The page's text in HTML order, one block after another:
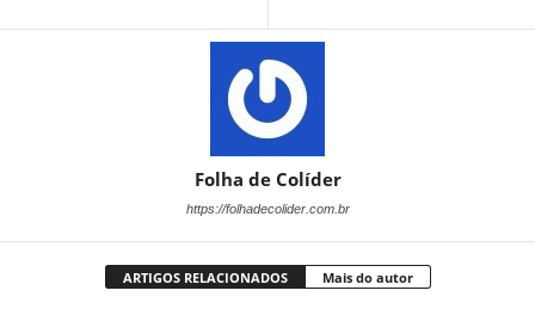
Folha de Colíder
https://folhadecolider.com.br
ARTIGOS RELACIONADOS Mais do autor